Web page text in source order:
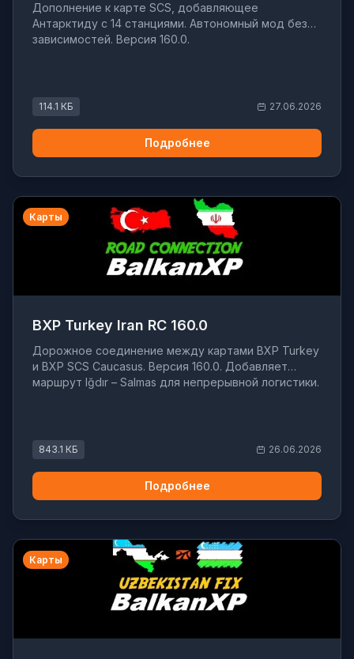
Дополнение к карте SCS, добавляющее
Антарктиду с 14 станциями. Автономный мод без
зависимостей. Версия 160.0.
114.1 КБ 27.06.2026
Подробнее
Карты
BXP Turkey Iran RC 160.0
Дорожное соединение между картами BXP Turkey
и BXP SCS Caucasus. Версия 160.0. Добавляет
маршрут Iğdır – Salmas для непрерывной логистики.
843.1 КБ 26.06.2026
Подробнее
Карты